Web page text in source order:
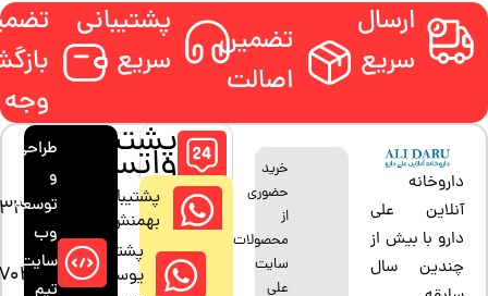
ارسال
سریع
تضمین
اصالت
پشتیبانی
سریع
وجه
داروخانه
آنلاین علی
دارو با بیش از
چندین سال
خرید
حضوری
از
محصولات
سایت
علی
پشتیبانی
واتساپ
پشتیبان:
بهمنش
پشتیبان:
یوسف
طراحی
و
توسعه
وب
سایت:
تیم